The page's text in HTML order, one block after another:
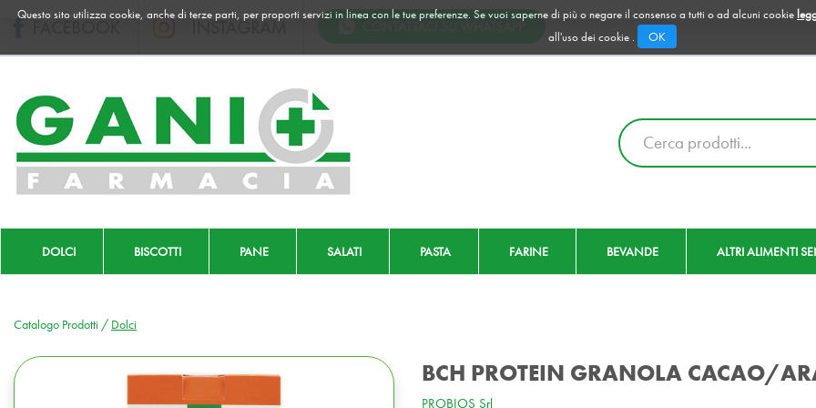
PassaQuesto sito utilizza cookie, anche di terze parti, per proporti servizi in linea con le tue preferenze. Se vuoi saperne di più o negare il consenso a tutti o ad alcuni cookie
all'uso dei cookie .
OK
Farmacia
Gani
|
Ordina
online
Cerca
Prodotto
DOLCI BISCOTTI PANE SALATI PASTA FARINE BEVANDE ALTRI ALIMENTI
Catalogo Prodotti / Dolci
BCH PROTEIN GRANOLA CACAO/
PROBIOS Srl